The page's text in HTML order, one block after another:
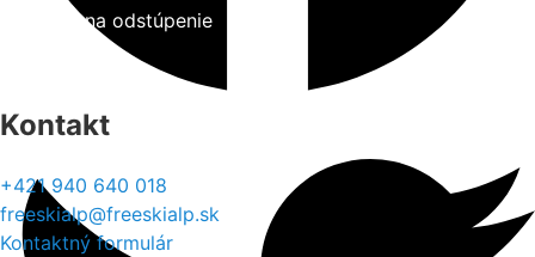
Formulár na odstúpenie
Kontakt
+421 940 640 018
freeskialp@freeskialp.sk
Kontaktný formulár